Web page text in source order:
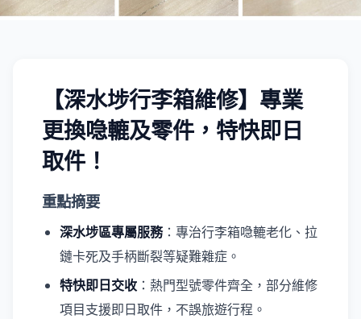
【深水埗行李箱維修】專業
更換喼轆及零件，特快即日
取件！
重點摘要
深水埗區專屬服務：專治行李箱喼轆老化、拉
鏈卡死及手柄斷裂等疑難雜症。
特快即日交收 ：熱門型號零件齊全，部分維修
項目支援即日取件，不誤旅遊行程。